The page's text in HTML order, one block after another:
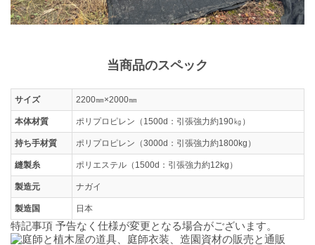
当商品のスペック
サイズ 2200㎜×2000㎜
本体材質 ポリプロピレン（1500d：引張強力約190㎏）
持ち手材質 ポリプロピレン（3000d：引張強力約1800kg）
縫製糸 ポリエステル（1500d：引張強力約12kg）
製造元 ナガイ
製造国 日本
特記事項 予告なく仕様が変更となる場合がございます。